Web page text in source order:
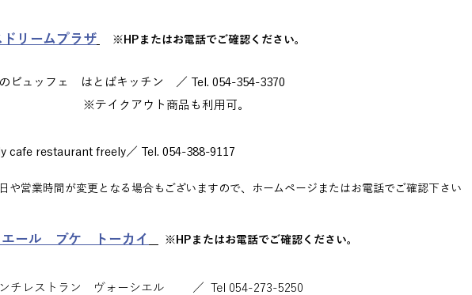
リームプラザ ※HPまたはお電話でご確認ください。
ビュッフェ はとばキッチン ／ Tel. 054-354-3370
※テイクアウト商品も利用可。
cafe restaurant freely／ Tel. 054-388-9117
や営業時間が変更となる場合もございますので、ホームページまたはお電話でご確認下さい​
エール ブケ トーカイ ※HPまたはお電話でご確認ください。
チレストラン ヴォーシエル ／ Tel 054-273-5250